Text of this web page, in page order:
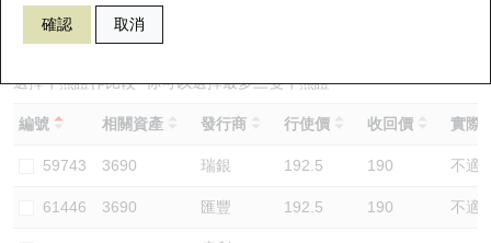
確認 取消
選擇牛熊證作比較 *你可以選擇最多三隻牛熊證
編號 相關資產 發行商 行使價 收回價 實際
59743 3690 瑞銀 192.5 190 不適
61446 3690 匯豐 192.5 190 不適
認股證到期結算價查詢
認股證分析儀
認股證速算機
正股牛熊證列表
新發行瑞銀牛熊證
已收回牛熊證剩餘價值
資金流
街貨統計
三十大平均引伸波幅
國指成份股
科指成份股
相關資產沽空
認股證投資者教育
牛熊證投資者教育
認股證牛熊證常問問題